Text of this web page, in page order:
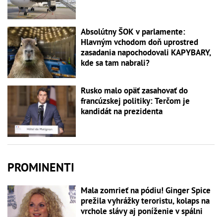
Absolútny ŠOK v parlamente:
Hlavným vchodom doň uprostred
zasadania napochodovali KAPYBARY,
kde sa tam nabrali?
Rusko malo opäť zasahovať do
francúzskej politiky: Terčom je
kandidát na prezidenta
PROMINENTI
Mala zomrieť na pódiu! Ginger Spice
prežila vyhrážky teroristu, kolaps na
vrchole slávy aj poníženie v spálni